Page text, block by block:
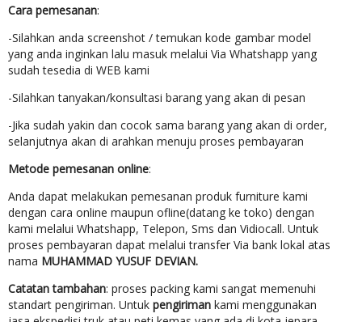
Cara pemesanan:
-Silahkan anda screenshot / temukan kode gambar model
yang anda inginkan lalu masuk melalui Via Whatshapp yang
sudah tesedia di WEB kami
-Silahkan tanyakan/konsultasi barang yang akan di pesan
-Jika sudah yakin dan cocok sama barang yang akan di order,
selanjutnya akan di arahkan menuju proses pembayaran
Metode pemesanan online:
Anda dapat melakukan pemesanan produk furniture kami
dengan cara online maupun ofline(datang ke toko) dengan
kami melalui Whatshapp, Telepon, Sms dan Vidiocall. Untuk
proses pembayaran dapat melalui transfer Via bank lokal atas
nama MUHAMMAD YUSUF DEVIAN.
Catatan tambahan: proses packing kami sangat memenuhi
standart pengiriman. Untuk pengiriman kami menggunakan